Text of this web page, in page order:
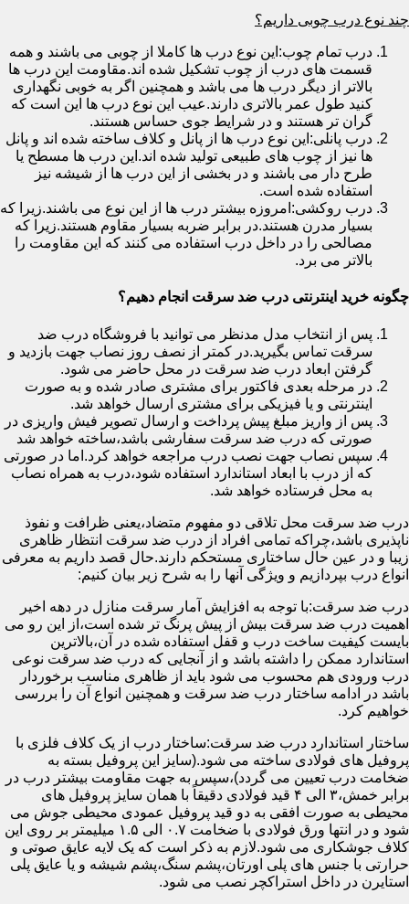
چند نوع درب چوبی داریم؟
درب تمام چوب:این نوع درب ها کاملا از چوبی می باشند و همه
قسمت های درب از چوب تشکیل شده اند.مقاومت این درب ها
بالاتر از دیگر درب ها می باشد و همچنین اگر به خوبی نگهداری
کنید طول عمر بالاتری دارند.عیب این نوع درب ها این است که
گران تر هستند و در شرایط جوی حساس هستند.
درب پانلی:این نوع درب ها از پانل و کلاف ساخته شده اند و پانل
ها نیز از چوب های طبیعی تولید شده اند.این درب ها مسطح یا
طرح دار می باشند و در بخشی از این درب ها از شیشه نیز
استفاده شده است.
درب روکشی:امروزه بیشتر درب ها از این نوع می باشند.زیرا که
بسیار مدرن هستند.در برابر ضربه بسیار مقاوم هستند.زیرا که
مصالحی را در داخل درب استفاده می کنند که این مقاومت را
بالاتر می برد.
چگونه خرید اینترنتی درب ضد سرقت انجام دهیم؟
پس از انتخاب مدل مدنظر می توانید با فروشگاه درب ضد
سرقت تماس بگیرید.در کمتر از نصف روز نصاب جهت بازدید و
گرفتن ابعاد درب ضد سرقت در محل حاضر می شود.
در مرحله بعدی فاکتور برای مشتری صادر شده و به صورت
اینترنتی و یا فیزیکی برای مشتری ارسال خواهد شد.
پس از واریز مبلغ پیش پرداخت و ارسال تصویر فیش واریزی در
صورتی که درب ضد سرقت سفارشی باشد،ساخته خواهد شد
سپس نصاب جهت نصب درب مراجعه خواهد کرد.اما در صورتی
که از درب با ابعاد استاندارد استفاده شود،درب به همراه نصاب
به محل فرستاده خواهد شد.
درب ضد سرقت محل تلاقی دو مفهوم متضاد،یعنی ظرافت و نفوذ
ناپذیری باشد،چراکه تمامی افراد از درب ضد سرقت انتظار ظاهری
زیبا و در عین حال ساختاری مستحکم دارند.حال قصد داریم به معرفی
انواع درب بپردازیم و ویژگی آنها را به شرح زیر بیان کنیم:
درب ضد سرقت:با توجه به افزایش آمار سرقت منازل در دهه اخیر
اهمیت درب ضد سرقت بیش از پیش پرنگ تر شده است،از این رو می
بایست کیفیت ساخت درب و قفل استفاده شده در آن،بالاترین
استاندارد ممکن را داشته باشد و از آنجایی که درب ضد سرقت نوعی
درب ورودی هم محسوب می شود باید از ظاهری مناسب برخوردار
باشد در ادامه ساختار درب ضد سرقت و همچنین انواع آن را بررسی
خواهیم کرد.
ساختار استاندارد درب ضد سرقت:ساختار درب از یک کلاف فلزی با
پروفیل های فولادی ساخته می شود.(سایز این پروفیل بسته به
ضخامت درب تعیین می گردد)،سپس به جهت مقاومت بیشتر درب در
برابر خمش،۳ الی ۴ قید فولادی دقیقاً با همان سایز پروفیل های
محیطی به صورت افقی به دو قید پروفیل عمودی محیطی جوش می
شود و در انتها ورق فولادی با ضخامت ۰.۷ الی ۱.۵ میلیمتر بر روی این
کلاف جوشکاری می شود.لازم به ذکر است که یک لایه عایق صوتی و
حرارتی با جنس های پلی اورتان،پشم سنگ،پشم شیشه و یا عایق پلی
استایرن در داخل استراکچر نصب می شود.